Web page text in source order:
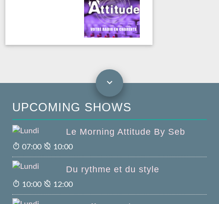
UPCOMING SHOWS
Le Morning Attitude By Seb
07:00 10:00
Du rythme et du style
10:00 12:00